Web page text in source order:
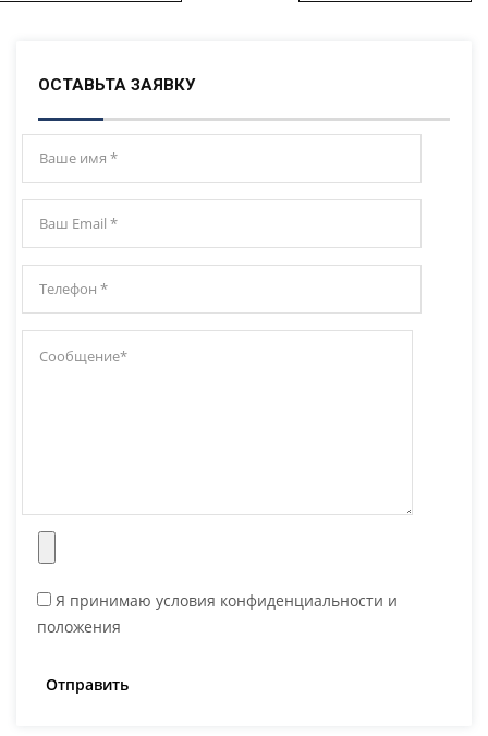
ОСТАВЬТА ЗАЯВКУ
Я принимаю условия конфиденциальности и
положения